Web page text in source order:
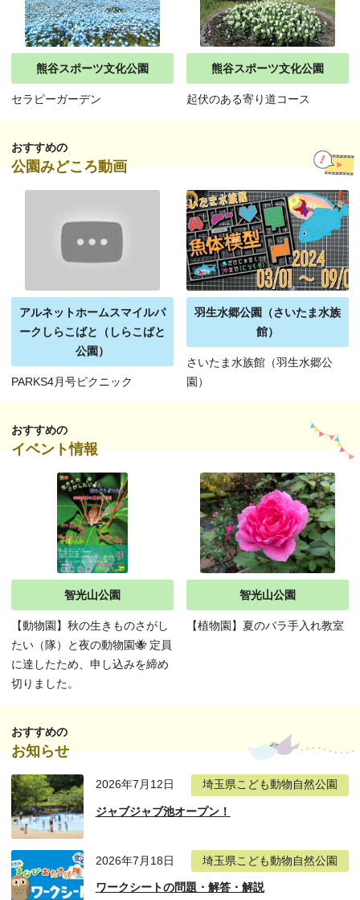
熊谷スポーツ文化公園
セラピーガーデン
熊谷スポーツ文化公園
起伏のある寄り道コース
おすすめの
公園みどころ動画
アルネットホームスマイルパ
ークしらこばと（しらこばと
公園）
PARKS4月号ピクニック
羽生水郷公園（さいたま水族
館）
さいたま水族館（羽生水郷公
園）
おすすめの
イベント情報
智光山公園
【動物園】秋の生きものさがし
たい（隊）と夜の動物園🐝 定員
に達したため、申し込みを締め
切りました。
智光山公園
【植物園】夏のバラ手入れ教室
おすすめの
お知らせ
2026年7月12日 埼玉県こども動物自然公園
ジャブジャブ池オープン！
2026年7月18日 埼玉県こども動物自然公園
ワークシートの問題・解答・解説